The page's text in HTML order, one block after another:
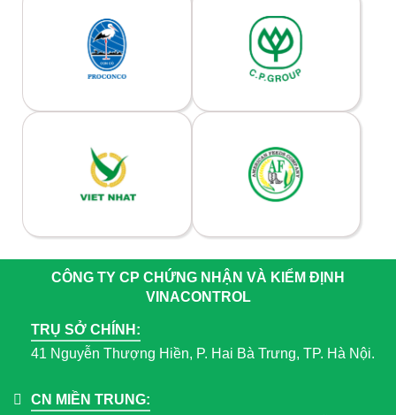
CÔNG TY CP CHỨNG NHẬN VÀ KIỂM ĐỊNH
VINACONTROL
TRỤ SỞ CHÍNH:
41 Nguyễn Thượng Hiền, P. Hai Bà Trưng, TP. Hà Nội.
CN MIỀN TRUNG: